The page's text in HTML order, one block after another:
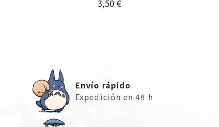
3,50 €
Envío rápido
Expedición en 48 h